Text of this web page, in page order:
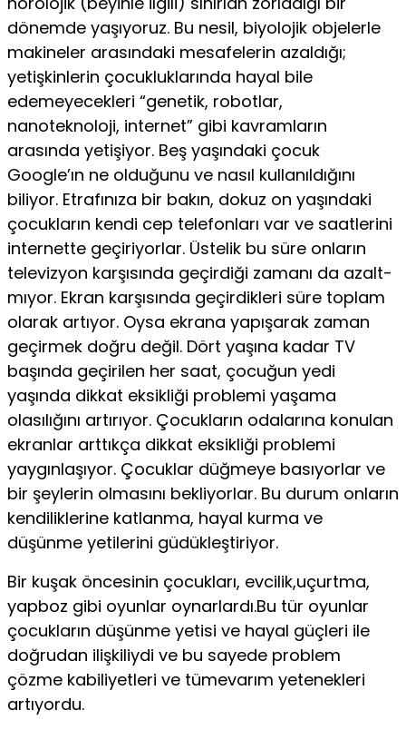
dönemde yaşıyoruz. Bu nesil, biyolojik objelerle
makineler ara­sındaki mesafelerin azaldığı;
yetişkinlerin çocukluk­larında hayal bile
edemeyecekleri “genetik, robotlar,
nanoteknoloji, internet” gibi kavramların
arasında ye­tişiyor. Beş yaşındaki çocuk
Google’ın ne olduğunu ve nasıl kullanıldığını
biliyor. Etrafınıza bir bakın, dokuz on yaşındaki
çocukların kendi cep telefonları var ve saatlerini
internette geçiriyorlar. Üstelik bu süre on­ların
televizyon karşısında geçirdiği zamanı da azalt­
mıyor. Ekran karşısında geçirdikleri süre toplam
ola­rak artıyor. Oysa ekrana yapışarak zaman
geçirmek doğru değil. Dört yaşına kadar TV
başında geçirilen her saat, çocuğun yedi
yaşında dikkat eksikliği prob­lemi yaşama
olasılığını artırıyor. Çocukların odaları­na konulan
ekranlar arttıkça dikkat eksikliği proble­mi
yaygınlaşıyor. Çocuklar düğmeye basıyorlar ve
bir şeylerin olmasını bekliyorlar. Bu durum onların
kendi­liklerine katlanma, hayal kurma ve
düşünme yetilerini güdükleştiriyor.
Bir kuşak öncesinin çocukları, evcilik,uçurtma,
yapboz gibi oyunlar oynarlardı.Bu tür oyunlar
çocukların düşünme yetisi ve hayal güçleri ile
doğrudan ilişkiliydi ve bu sayede problem
çözme kabiliyetleri ve tümevarım yetenekleri
artıyordu.